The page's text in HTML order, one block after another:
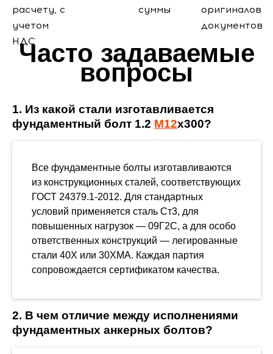
расчету, с
учетом
НДС
суммы
оригиналов
документов
Часто задаваемые
вопросы
1. Из какой стали изготавливается
фундаментный болт 1.2 М12х300?
Все фундаментные болты изготавливаются
из конструкционных сталей, соответствующих
ГОСТ 24379.1-2012. Для стандартных
условий применяется сталь Ст3, для
повышенных нагрузок — 09Г2С, а для особо
ответственных конструкций — легированные
стали 40Х или 30ХМА. Каждая партия
сопровождается сертификатом качества.
2. В чем отличие между исполнениями
фундаментных анкерных болтов?